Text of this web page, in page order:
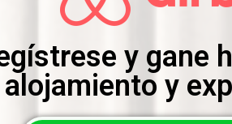
y gane
alojamiento y